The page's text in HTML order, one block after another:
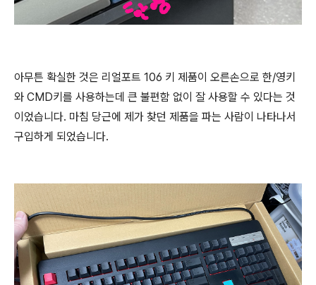
아무튼 확실한 것은 리얼포트 106 키 제품이 오른손으로 한/영키
와 CMD키를 사용하는데 큰 불편함 없이 잘 사용할 수 있다는 것
이었습니다. 마침 당근에 제가 찾던 제품을 파는 사람이 나타나서
구입하게 되었습니다.